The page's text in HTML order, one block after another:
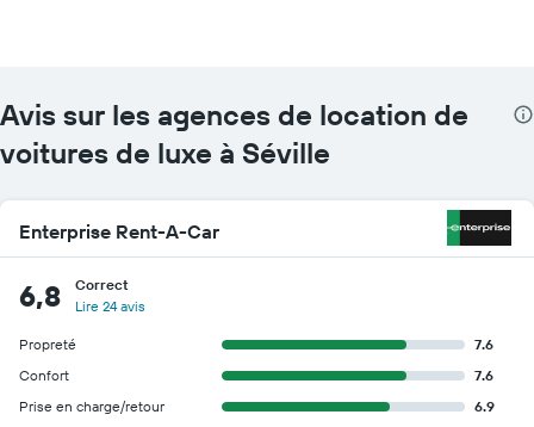
Avis sur les agences de location de
voitures de luxe à Séville
Enterprise Rent-A-Car
6,8
Correct
Lire 24 avis
Propreté
7.6
Confort
7.6
Prise en charge/retour
6.9